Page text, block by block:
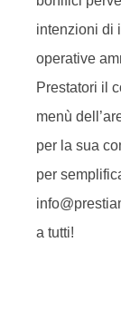
intenzioni di
operative
Prestatori il
menù
per la sua
per
a tutti!